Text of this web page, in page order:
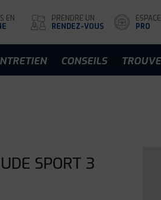
EN
PRENDRE UN
RENDEZ-VOUS
ESPACE
PRO
CONSEILS
SPORT 3